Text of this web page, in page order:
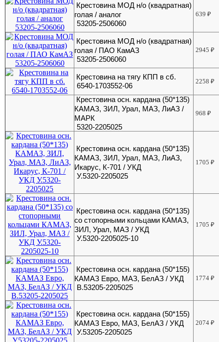
Крестовина МОД н/о (квадратная)
голая / аналог
53205-2506060
639₽
Крестовина МОД н/о (квадратная)
голая / ПАО КамАЗ
53205-2506060
2945₽
Крестовина на тягу КПП в сб.
6540-1703552-06
2258₽
Крестовина осн. кардана (50*135)
КАМАЗ, ЗИЛ, Урал, МАЗ, ЛиАЗ /
МАРК
5320-2205025
968₽
Крестовина осн. кардана (50*135)
КАМАЗ, ЗИЛ, Урал, МАЗ, ЛиАЗ,
Икарус, К-701 / УКД
У.5320-2205025
1705₽
Крестовина осн. кардана (50*135)
со стопорными кольцами КАМАЗ,
ЗИЛ, Урал, МАЗ / УКД
У.5320-2205025-10
1705₽
Крестовина осн. кардана (50*155)
КАМАЗ Евро, МАЗ, БелАЗ / УКД
В.53205-2205025
1774₽
Крестовина осн. кардана (50*155)
КАМАЗ Евро, МАЗ, БелАЗ / УКД
У.53205-2205025
2074₽